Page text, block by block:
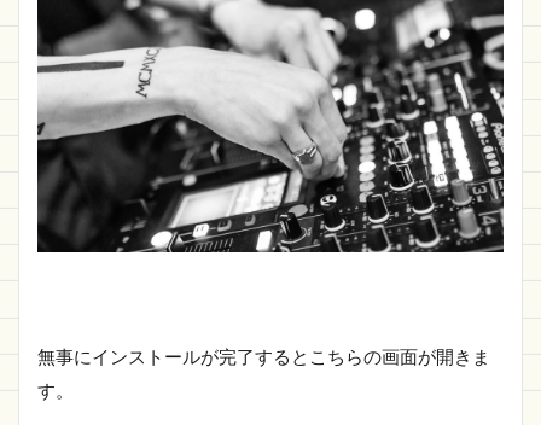
無事にインストールが完了するとこちらの画面が開きま
す。